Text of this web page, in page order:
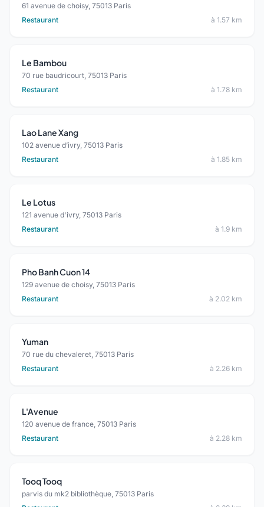
61 avenue de choisy, 75013 Paris
Restaurant
à 1.57 km
Le Bambou
70 rue baudricourt, 75013 Paris
Restaurant
à 1.78 km
Lao Lane Xang
102 avenue d’ivry, 75013 Paris
Restaurant
à 1.85 km
Le Lotus
121 avenue d'ivry, 75013 Paris
Restaurant
à 1.9 km
Pho Banh Cuon 14
129 avenue de choisy, 75013 Paris
Restaurant
à 2.02 km
Yuman
70 rue du chevaleret, 75013 Paris
Restaurant
à 2.26 km
L'Avenue
120 avenue de france, 75013 Paris
Restaurant
à 2.28 km
Tooq Tooq
parvis du mk2 bibliothèque, 75013 Paris